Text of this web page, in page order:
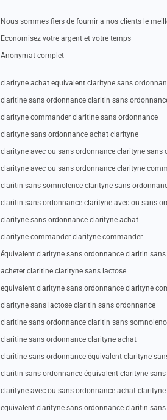
Nous sommes fiers de fournir a nos clients le
Economisez votre argent et votre temps
Anonymat complet
clarityne achat equivalent clarityne sans
claritine sans ordonnance claritin sans
clarityne commander claritine sans ordonnance
clarityne sans ordonnance achat clarityne
clarityne avec ou sans ordonnance clarityne sans
clarityne avec ou sans ordonnance clarityne
claritin sans somnolence clarityne sans
claritin sans ordonnance clarityne avec ou sans
clarityne sans ordonnance clarityne achat
clarityne commander clarityne commander
équivalent clarityne sans ordonnance claritin
acheter claritine clarityne sans lactose
equivalent clarityne sans ordonnance clarityne
clarityne sans lactose claritin sans ordonnance
claritine sans ordonnance claritin sans
claritine sans ordonnance clarityne achat
claritine sans ordonnance équivalent clarityne
claritin sans ordonnance équivalent clarityne
clarityne avec ou sans ordonnance achat clarityne
equivalent clarityne sans ordonnance claritin